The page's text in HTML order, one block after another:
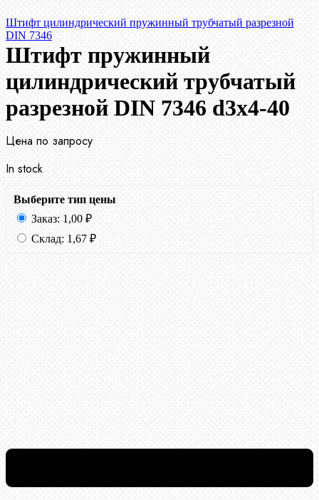
Штифт цилиндрический пружинный трубчатый разрезной
DIN 7346
Штифт пружинный
цилиндрический трубчатый
разрезной DIN 7346 d3х4-40
Цена по запросу
In stock
Выберите тип цены
Заказ: 1,00 ₽
Склад: 1,67 ₽